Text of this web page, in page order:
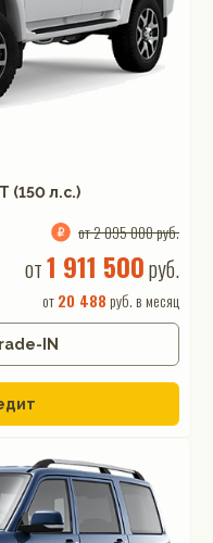
(150 л.с.)
от 2 095 000 руб.
от1 911 500руб.
от20 488 руб. в месяц
IN